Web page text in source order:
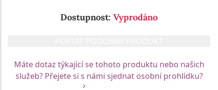
Dostupnost: Vyprodáno
Máte dotaz týkající se tohoto produktu nebo našich
služeb? Přejete si s námi sjednat osobní prohlídku?